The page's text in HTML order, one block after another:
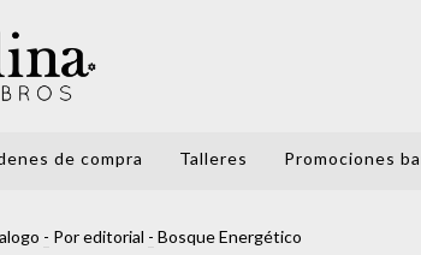
de compra Talleres Promociones
- Por editorial - Bosque Energético